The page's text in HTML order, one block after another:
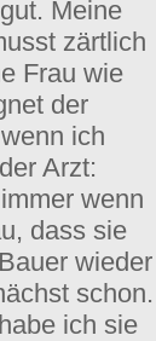
Meine
zärtlich
Frau wie
der
ich
Arzt:
wenn
dass sie
wieder
schon.
ich sie